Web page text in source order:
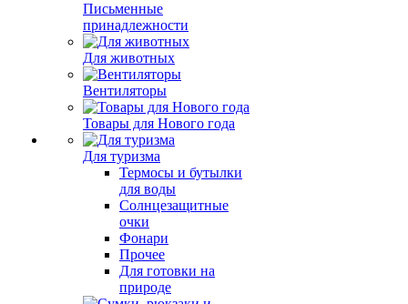
Письменные
принадлежности
Для животных
Вентиляторы
Товары для Нового года
Для туризма
Термосы и бутылки
для воды
Солнцезащитные
очки
Фонари
Прочее
Для готовки на
природе